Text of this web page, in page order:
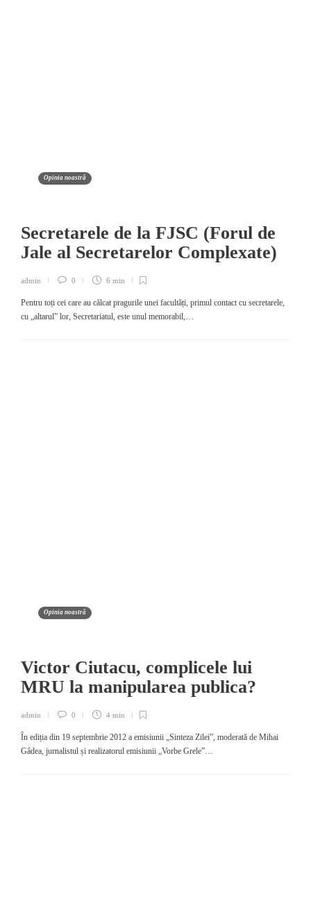
Opinia noastră
Secretarele de la FJSC (Forul de
Jale al Secretarelor Complexate)
admin 0 6 min
Pentru toți cei care au călcat pragurile unei facultăți, primul contact cu secretarele,
cu „altarul” lor, Secretariatul, este unul memorabil,…
Opinia noastră
Victor Ciutacu, complicele lui
MRU la manipularea publica?
admin 0 4 min
În ediția din 19 septembrie 2012 a emisiunii „Sinteza Zilei”, moderată de Mihai
Gâdea, jurnalistul și realizatorul emisiunii „Vorbe Grele”…